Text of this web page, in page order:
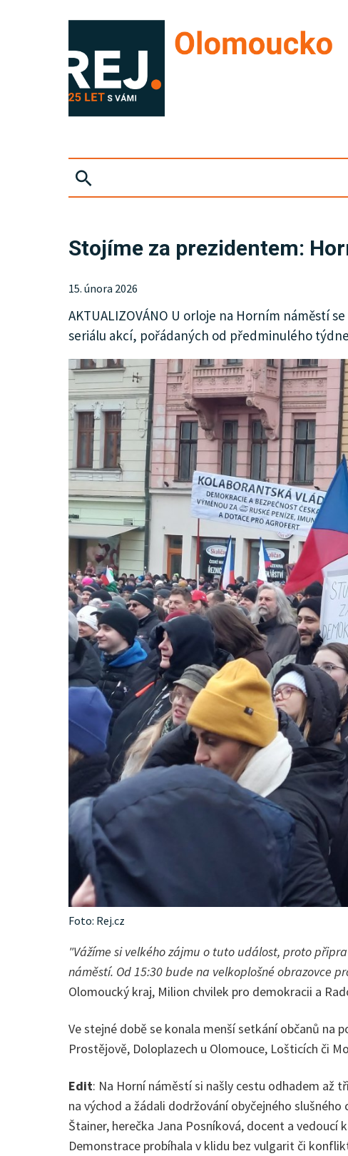
KRIMI
KULTURA
SPOLEČNOST
HISTORIE
MHD
INZERCE
ARCHIV
Stojíme za prezidentem:
15. února 2026
AKTUALIZOVÁNO U orloje na Horním náměstí
seriálu akcí, pořádaných od předminulého
Foto: Rej.cz
"Vážíme si velkého zájmu o tuto událost, proto
náměstí. Od 15:30 bude na velkoplošné obrazovce
Olomoucký kraj, Milion chvilek pro demokracii a
Ve stejné době se konala menší setkání občanů na
Prostějově, Doloplazech u Olomouce, Lošticích či
Edit: Na Horní náměstí si našly cestu odhadem až
na východ a žádali dodržování obyčejného
Štainer, herečka Jana Posníková, docent a
Demonstrace probíhala v klidu bez vulgarit či